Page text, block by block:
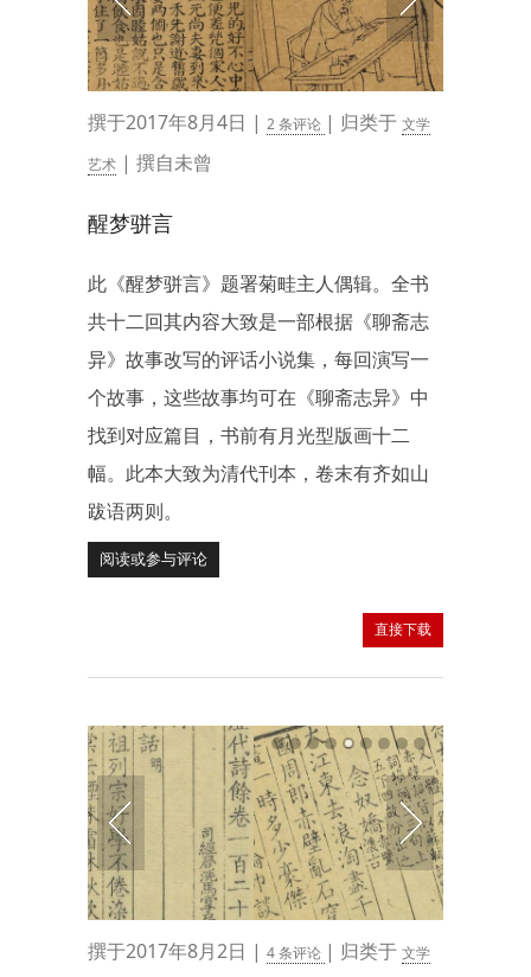
撰于2017年8月4日 | 2 条评论 | 归类于 文学
艺术 | 撰自未曾
醒梦骈言
此《醒梦骈言》题署菊畦主人偶辑。全书
共十二回其内容大致是一部根据《聊斋志
异》故事改写的评话小说集，每回演写一
个故事，这些故事均可在《聊斋志异》中
找到对应篇目，书前有月光型版画十二
幅。此本大致为清代刊本，卷末有齐如山
跋语两则。
阅读或参与评论
直接下载
撰于2017年8月2日 | 4 条评论 | 归类于 文学